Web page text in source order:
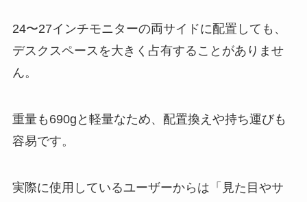
24〜27インチモニターの両サイドに配置しても、
デスクスペースを大きく占有することがありませ
ん。
重量も690gと軽量なため、配置換えや持ち運びも
容易です。
実際に使用しているユーザーからは「見た目やサ